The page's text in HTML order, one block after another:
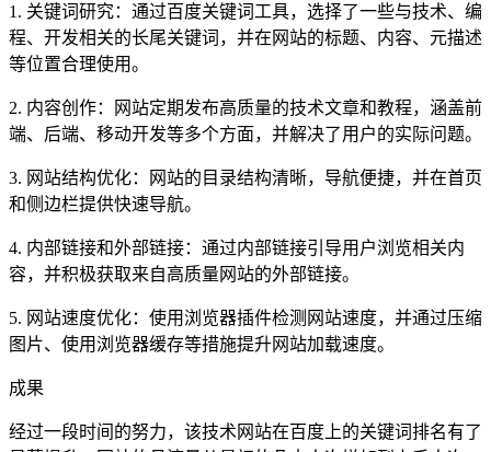
1. 关键词研究：通过百度关键词工具，选择了一些与技术、编
程、开发相关的长尾关键词，并在网站的标题、内容、元描述
等位置合理使用。
2. 内容创作：网站定期发布高质量的技术文章和教程，涵盖前
端、后端、移动开发等多个方面，并解决了用户的实际问题。
3. 网站结构优化：网站的目录结构清晰，导航便捷，并在首页
和侧边栏提供快速导航。
4. 内部链接和外部链接：通过内部链接引导用户浏览相关内
容，并积极获取来自高质量网站的外部链接。
5. 网站速度优化：使用浏览器插件检测网站速度，并通过压缩
图片、使用浏览器缓存等措施提升网站加载速度。
成果
经过一段时间的努力，该技术网站在百度上的关键词排名有了